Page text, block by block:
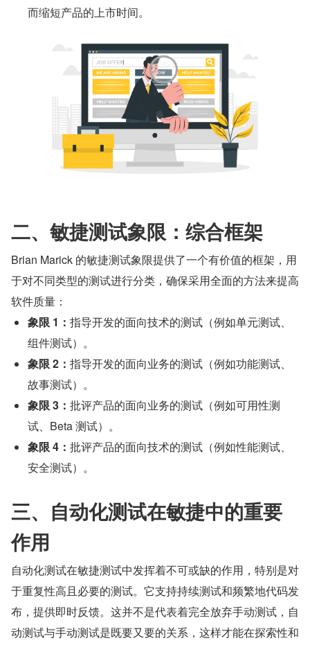
而缩短产品的上市时间。
二、敏捷测试象限：综合框架
Brian Marick 的敏捷测试象限提供了一个有价值的框架，用
于对不同类型的测试进行分类，确保采用全面的方法来提高
软件质量：
象限 1： 指导开发的面向技术的测试（例如单元测试、
组件测试）。
象限 2： 指导开发的面向业务的测试（例如功能测试、
故事测试）。
象限 3： 批评产品的面向业务的测试（例如可用性测
试、Beta 测试）。
象限 4： 批评产品的面向技术的测试（例如性能测试、
安全测试）。
三、自动化测试在敏捷中的重要
作用
自动化测试在敏捷测试中发挥着不可或缺的作用，特别是对
于重复性高且必要的测试。它支持持续测试和频繁地代码发
布，提供即时反馈。这并不是代表着完全放弃手动测试，自
动测试与手动测试是既要又要的关系，这样才能在探索性和